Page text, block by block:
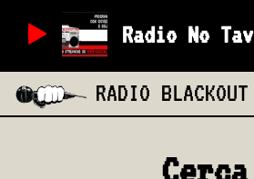
Radio No Tav
RADIO BLACKOUT